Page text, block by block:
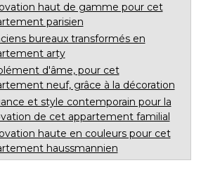
haut de gamme pour cet
parisien
bureaux transformés en
arty
d'âme, pour cet
neuf, grâce à la décoration
et style contemporain pour la
de cet appartement familial
haute en couleurs pour cet
haussmannien